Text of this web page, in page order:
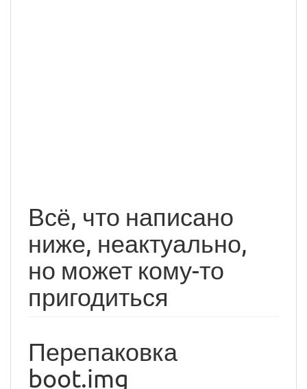
Всё, что написано
ниже, неактуально,
но может кому-то
пригодиться
Перепаковка
boot.img